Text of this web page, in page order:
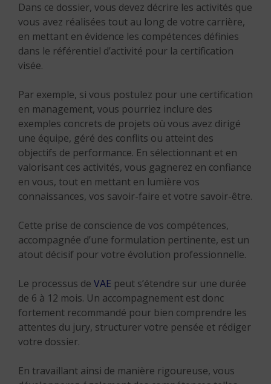
Dans ce dossier, vous devez décrire les activités que
vous avez réalisées tout au long de votre carrière,
en mettant en évidence les compétences définies
dans le référentiel d’activité pour la certification
visée.
Par exemple, si vous postulez pour une certification
en management, vous pourriez inclure des
exemples concrets de projets où vous avez dirigé
une équipe, géré des conflits ou atteint des
objectifs de performance. En sélectionnant et en
valorisant ces activités, vous gagnerez en confiance
en vous, tout en mettant en lumière vos
connaissances, vos savoir-faire et votre savoir-être.
Cette prise de conscience de vos compétences,
accompagnée d’une formulation pertinente, est un
atout décisif pour votre évolution professionnelle.
Le processus de VAE peut s’étendre sur une durée
de 6 à 12 mois. Un accompagnement est donc
fortement recommandé pour bien comprendre les
attentes du jury, structurer votre pensée et rédiger
votre dossier.
En travaillant ainsi de manière rigoureuse, vous